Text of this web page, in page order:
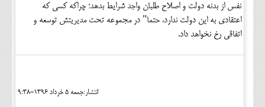
نفس از بدنه دولت و اصلاح طلبان واجد شرایط بدهد؛ چراکه کسی که
اعتقادی به این دولت ندارد، حتما" در مجموعه تحت مدیریتش توسعه و
اتفاقی رخ نخواهد داد.
انتشار:جمعه 5 خرداد 1396-9:38